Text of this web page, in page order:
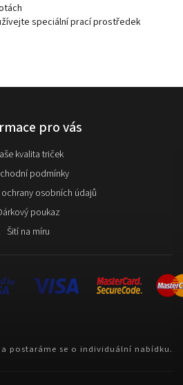
speciální prací prostředek
pro vás
kvalita triček
podmínky
osobních údajů
poukaz
Šití na míru
postaráme se o individuální nabídku.